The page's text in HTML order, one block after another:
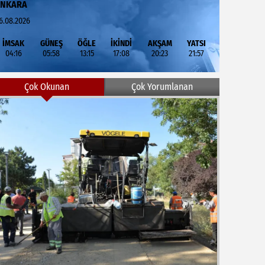
İMSAK
04:16
GÜNEŞ
05:58
ÖĞLE
13:15
İKİNDİ
17:08
AKŞAM
20:23
YATSI
21:57
Çok Okunan Çok Yorumlanan